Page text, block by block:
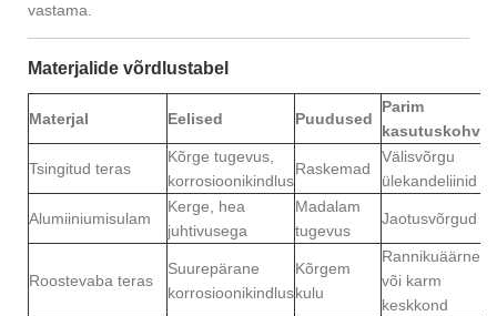
vastama.
Materjalide võrdlustabel
Materjal Eelised Puudused
Parim
kasutuskohver
Tsingitud teras
Kõrge tugevus,
korrosioonikindlus
Raskemad
Välisvõrgu
ülekandeliinid
Alumiiniumisulam
Kerge, hea
juhtivusega
Madalam
tugevus
Jaotusvõrgud
Roostevaba teras
Suurepärane
korrosioonikindlus
Kõrgem
kulu
Rannikuäärne
või karm
keskkond